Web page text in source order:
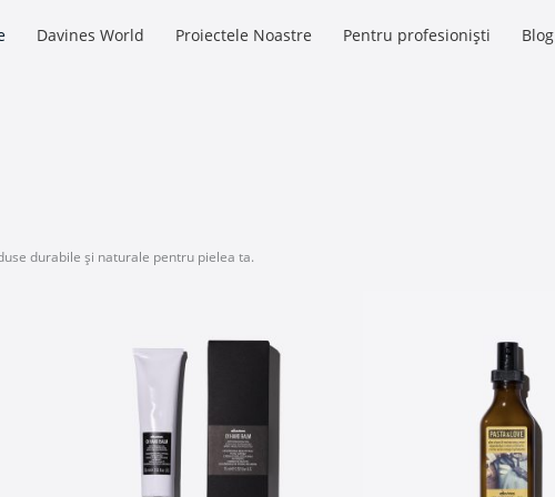
Davines World Proiectele Noastre Pentru profesioniști Blog
durabile și naturale pentru pielea ta.